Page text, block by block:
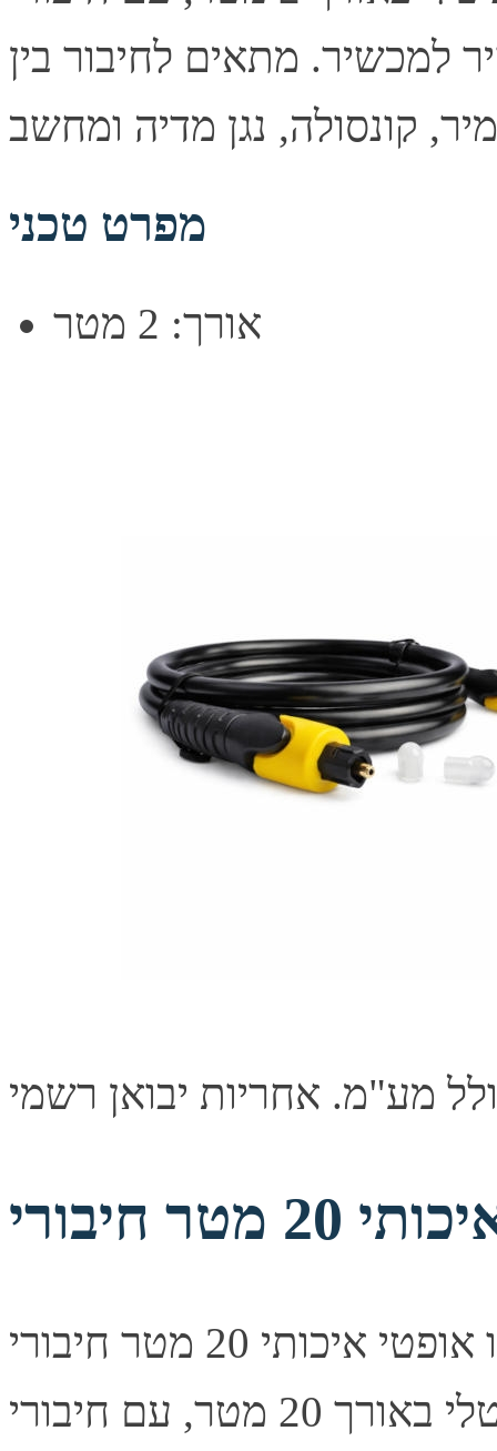
למכשיר. מתאים לחיבור בין
מפרט טכני
אורך: 2 מטר
כבל אודיו אופטי איכותי 20 מטר חיבורי TOSLINK תיאור קצר
כבל אודיו אופטי דיגיטלי באורך 20 מטר, עם חיבורי TOSLINK